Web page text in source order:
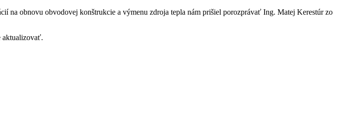
na obnovu obvodovej konštrukcie a výmenu zdroja tepla nám prišiel porozprávať Ing. Matej Kerestúr zo
aktualizovať.